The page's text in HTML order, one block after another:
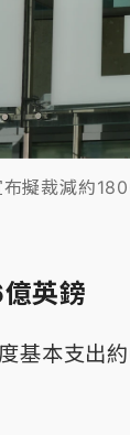
擬裁減約
英鎊
基本支出